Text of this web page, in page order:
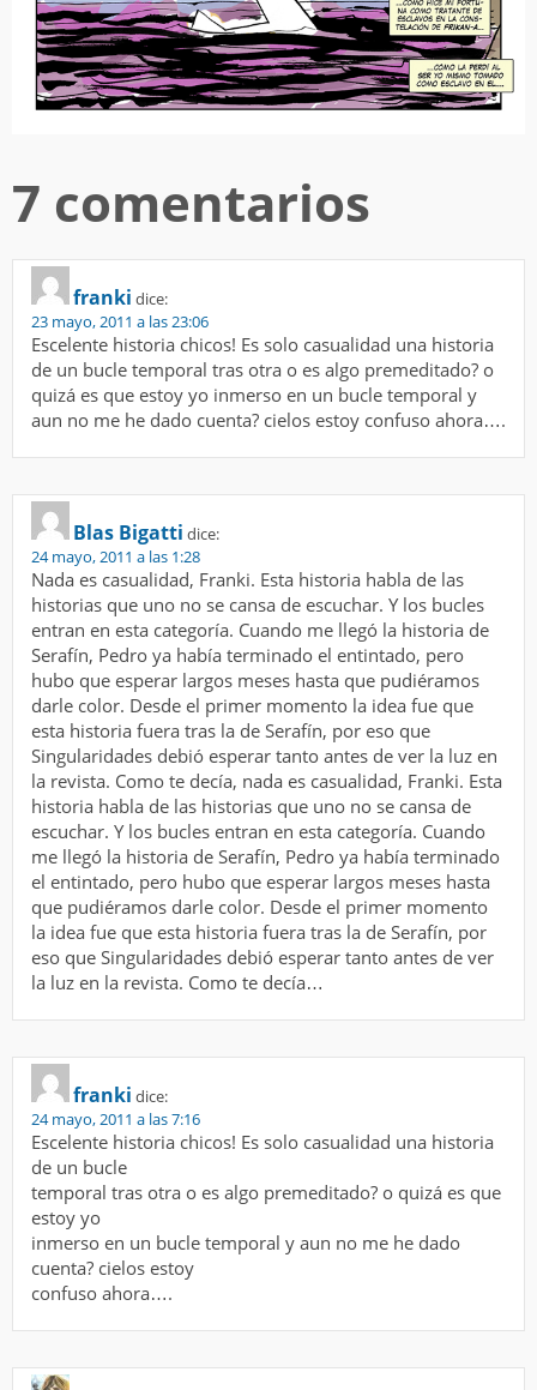
7 comentarios
franki dice:
23 mayo, 2011 a las 23:06
Escelente historia chicos! Es solo casualidad una historia
de un bucle temporal tras otra o es algo premeditado? o
quizá es que estoy yo inmerso en un bucle temporal y
aun no me he dado cuenta? cielos estoy confuso ahora….
Blas Bigatti dice:
24 mayo, 2011 a las 1:28
Nada es casualidad, Franki. Esta historia habla de las
historias que uno no se cansa de escuchar. Y los bucles
entran en esta categoría. Cuando me llegó la historia de
Serafín, Pedro ya había terminado el entintado, pero
hubo que esperar largos meses hasta que pudiéramos
darle color. Desde el primer momento la idea fue que
esta historia fuera tras la de Serafín, por eso que
Singularidades debió esperar tanto antes de ver la luz en
la revista. Como te decía, nada es casualidad, Franki. Esta
historia habla de las historias que uno no se cansa de
escuchar. Y los bucles entran en esta categoría. Cuando
me llegó la historia de Serafín, Pedro ya había terminado
el entintado, pero hubo que esperar largos meses hasta
que pudiéramos darle color. Desde el primer momento
la idea fue que esta historia fuera tras la de Serafín, por
eso que Singularidades debió esperar tanto antes de ver
la luz en la revista. Como te decía…
franki dice:
24 mayo, 2011 a las 7:16
Escelente historia chicos! Es solo casualidad una historia
de un bucle
temporal tras otra o es algo premeditado? o quizá es que
estoy yo
inmerso en un bucle temporal y aun no me he dado
cuenta? cielos estoy
confuso ahora….